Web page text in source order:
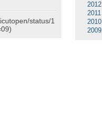
status/1
2012
2011
2010
2009